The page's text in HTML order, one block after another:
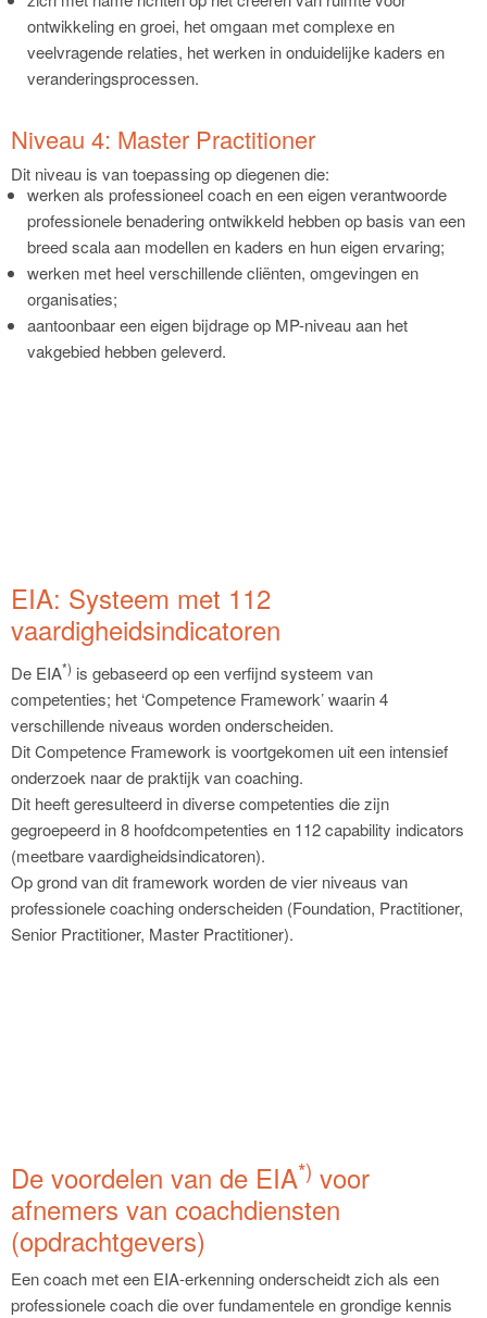
ontwikkeling en groei, het omgaan met complexe en
veelvragende relaties, het werken in onduidelijke kaders en
veranderingsprocessen.
Niveau 4: Master Practitioner
Dit niveau is van toepassing op diegenen die:
werken als professioneel coach en een eigen verantwoorde
professionele benadering ontwikkeld hebben op basis van een
breed scala aan modellen en kaders en hun eigen ervaring;
werken met heel verschillende cliënten, omgevingen en
organisaties;
aantoonbaar een eigen bijdrage op MP-niveau aan het
vakgebied hebben geleverd.
EIA: Systeem met 112
vaardigheidsindicatoren
De EIA*) is gebaseerd op een verfijnd systeem van
competenties; het ‘Competence Framework’ waarin 4
verschillende niveaus worden onderscheiden.
Dit Competence Framework is voortgekomen uit een intensief
onderzoek naar de praktijk van coaching.
Dit heeft geresulteerd in diverse competenties die zijn
gegroepeerd in 8 hoofdcompetenties en 112 capability indicators
(meetbare vaardigheidsindicatoren).
Op grond van dit framework worden de vier niveaus van
professionele coaching onderscheiden (Foundation, Practitioner,
Senior Practitioner, Master Practitioner).
De voordelen van de EIA*) voor
afnemers van coachdiensten
(opdrachtgevers)
Een coach met een EIA-erkenning onderscheidt zich als een
professionele coach die over fundamentele en grondige kennis